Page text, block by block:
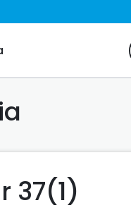
37(1)